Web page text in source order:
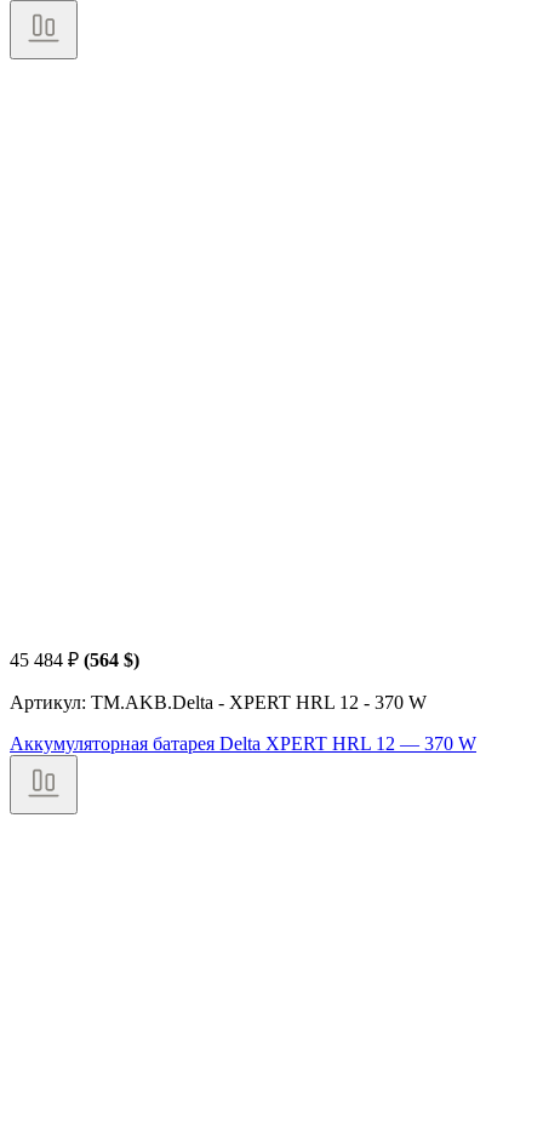
45 484 ₽ (564 $)
Артикул: TM.AKB.Delta - XPERT HRL 12 - 370 W
Аккумуляторная батарея Delta XPERT HRL 12 — 370 W